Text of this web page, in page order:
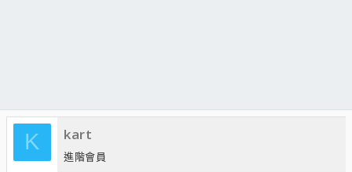
K kart
進階會員